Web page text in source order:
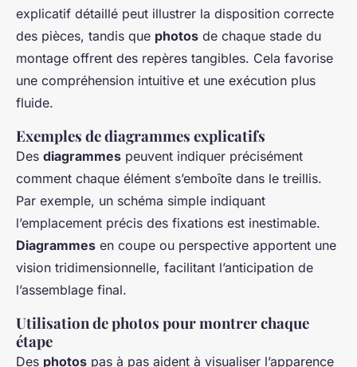
explicatif détaillé peut illustrer la disposition correcte
des pièces, tandis que photos de chaque stade du
montage offrent des repères tangibles. Cela favorise
une compréhension intuitive et une exécution plus
fluide.
Exemples de diagrammes explicatifs
Des diagrammes peuvent indiquer précisément
comment chaque élément s’emboîte dans le treillis.
Par exemple, un schéma simple indiquant
l’emplacement précis des fixations est inestimable.
Diagrammes en coupe ou perspective apportent une
vision tridimensionnelle, facilitant l’anticipation de
l’assemblage final.
Utilisation de photos pour montrer chaque
étape
Des photos pas à pas aident à visualiser l’apparence